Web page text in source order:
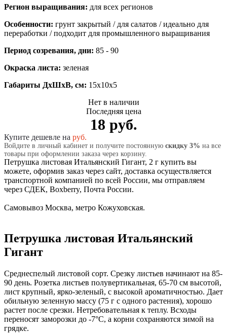
Регион выращивания: для всех регионов
Особенности: грунт закрытый / для салатов / идеально для
переработки / подходит для промышленного выращивания
Период созревания, дни: 85 - 90
Окраска листа: зеленая
Габариты ДхШхВ, см: 15x10x5
Нет в наличии
Последняя цена
18 руб.
Купите дешевле на руб.
Войдите в личный кабинет и получите постоянную скидку 3% на все
товары при оформлении заказа через корзину.
Петрушка листовая Итальянский Гигант, 2 г купить вы
можете, оформив заказ через сайт, доставка осуществляется
транспортной компанией по всей России, мы отправляем
через СДЕК, Boxberry, Почта России.
Самовывоз Москва, метро Кожуховская.
Петрушка листовая Итальянский
Гигант
Среднеспелый листовой сорт. Срезку листьев начинают на 85-
90 день. Розетка листьев полувертикальная, 65-70 см высотой,
лист крупный, ярко-зеленый, с высокой ароматичностью. Дает
обильную зеленную массу (75 г с одного растения), хорошо
растет после срезки. Нетребовательная к теплу. Всходы
переносят заморозки до -7°С, а корни сохраняются зимой на
грядке.